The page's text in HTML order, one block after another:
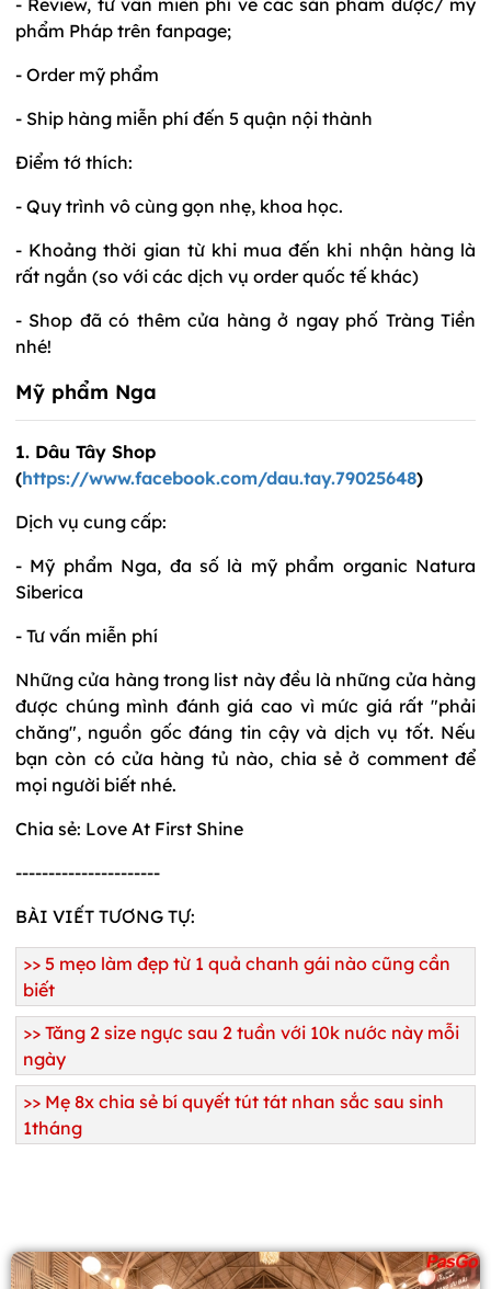
phẩm Pháp trên fanpage;
- Order mỹ phẩm
- Ship hàng miễn phí đến 5 quận nội thành
Điểm tớ thích:
- Quy trình vô cùng gọn nhẹ, khoa học.
- Khoảng thời gian từ khi mua đến khi nhận hàng là
rất ngắn (so với các dịch vụ order quốc tế khác)
- Shop đã có thêm cửa hàng ở ngay phố Tràng Tiền
nhé!
Mỹ phẩm Nga
1. Dâu Tây Shop
(https://www.facebook.com/dau.tay.79025648)
Dịch vụ cung cấp:
- Mỹ phẩm Nga, đa số là mỹ phẩm organic Natura
Siberica
- Tư vấn miễn phí
Những cửa hàng trong list này đều là những cửa hàng
được chúng mình đánh giá cao vì mức giá rất "phải
chăng", nguồn gốc đáng tin cậy và dịch vụ tốt. Nếu
bạn còn có cửa hàng tủ nào, chia sẻ ở comment để
mọi người biết nhé.
Chia sẻ: Love At First Shine
----------------------
BÀI VIẾT TƯƠNG TỰ:
>> 5 mẹo làm đẹp từ 1 quả chanh gái nào cũng cần
biết
>> Tăng 2 size ngực sau 2 tuần với 10k nước này mỗi
ngày
>> Mẹ 8x chia sẻ bí quyết tút tát nhan sắc sau sinh
1tháng